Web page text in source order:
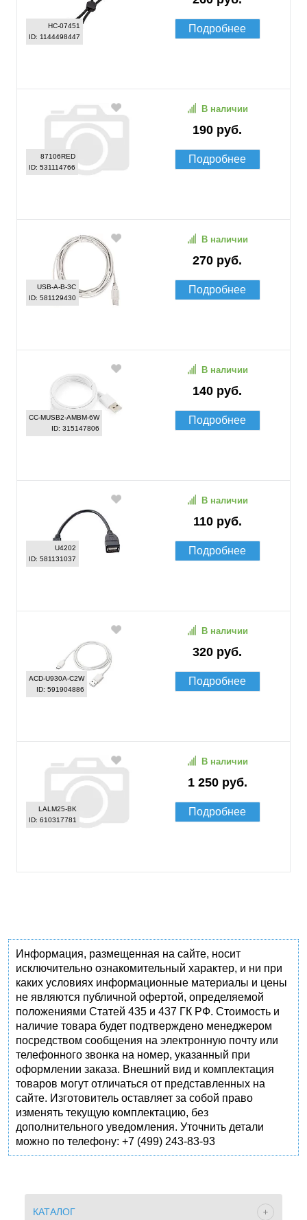
HC-07451
ID: 1144498447
Подробнее
87106RED
ID: 531114766
190 руб.
В наличии
Подробнее
USB-A-B-3C
ID: 581129430
270 руб.
В наличии
Подробнее
CC-MUSB2-AMBM-6W
ID: 315147806
140 руб.
В наличии
Подробнее
U4202
ID: 581131037
110 руб.
В наличии
Подробнее
ACD-U930A-C2W
ID: 591904886
320 руб.
В наличии
Подробнее
LALM25-BK
ID: 610317781
1 250 руб.
В наличии
Подробнее
Информация, размещенная на сайте, носит
исключительно ознакомительный характер, и ни при
каких условиях информационные материалы и цены
не являются публичной офертой, определяемой
положениями Статей 435 и 437 ГК РФ. Стоимость и
наличие товара будет подтверждено менеджером
посредством сообщения на электронную почту или
телефонного звонка на номер, указанный при
оформлении заказа. Внешний вид и комплектация
товаров могут отличаться от представленных на
сайте. Изготовитель оставляет за собой право
изменять текущую комплектацию, без
дополнительного уведомления. Уточнить детали
можно по телефону: +7 (499) 243-83-93
КАТАЛОГ